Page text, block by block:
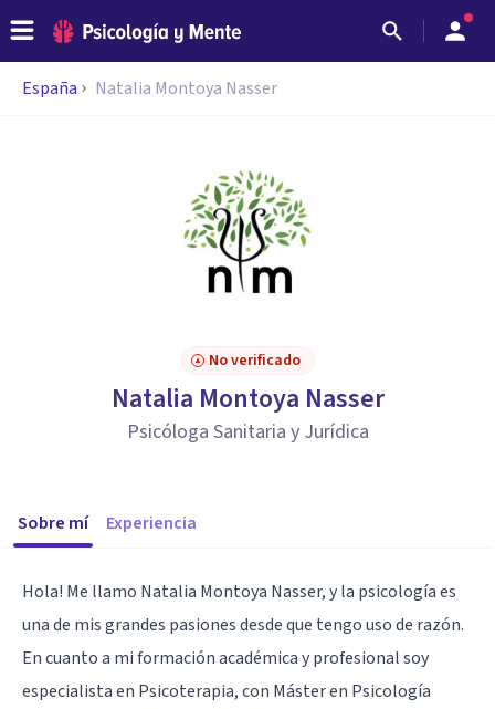
España Natalia Montoya Nasser
No verificado
Natalia Montoya Nasser
Psicóloga Sanitaria y Jurídica
Sobre mí Experiencia
Hola! Me llamo Natalia Montoya Nasser, y la psicología es
una de mis grandes pasiones desde que tengo uso de razón.
En cuanto a mi formación académica y profesional soy
especialista en Psicoterapia, con Máster en Psicología